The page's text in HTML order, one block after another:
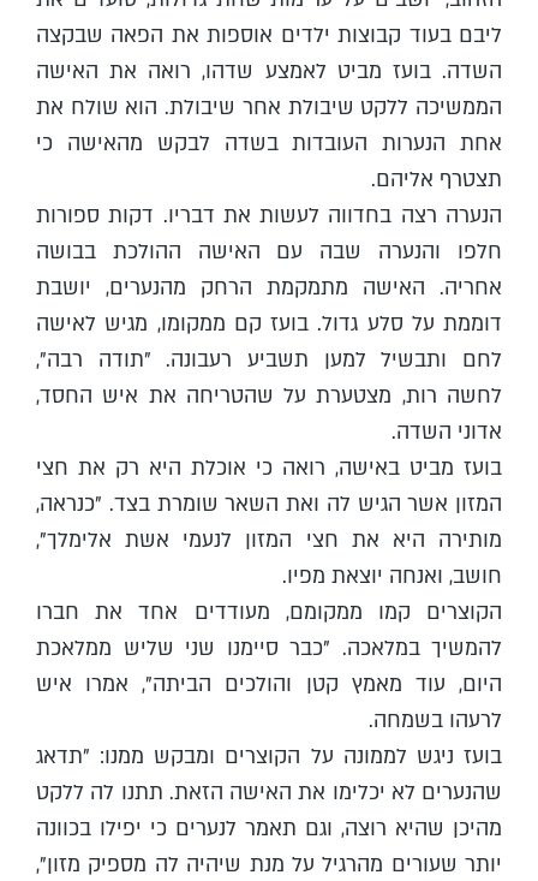
ליבם בעוד קבוצות ילדים אוספות את הפאה שבקצה
השדה. בועז מביט לאמצע שדהו, רואה את האישה
הממשיכה ללקט שיבולת אחר שיבולת. הוא שולח את
אחת הנערות העובדות בשדה לבקש מהאישה כי
תצטרף אליהם.
הנערה רצה בחדווה לעשות את דבריו. דקות ספורות
חלפו והנערה שבה עם האישה ההולכת בבושה
אחריה. האישה מתמקמת הרחק מהנערים, יושבת
דוממת על סלע גדול. בועז קם ממקומו, מגיש לאישה
לחם ותבשיל למען תשביע רעבונה. "תודה רבה",
לחשה רות, מצטערת על שהטריחה את איש החסד,
אדוני השדה.
בועז מביט באישה, רואה כי אוכלת היא רק את חצי
המזון אשר הגיש לה ואת השאר שומרת בצד. "כנראה,
מותירה היא את חצי המזון לנעמי אשת אלימלך",
חושב, ואנחה יוצאת מפיו.
הקוצרים קמו ממקומם, מעודדים אחד את חברו
להמשיך במלאכה. "כבר סיימנו שני שליש ממלאכת
היום, עוד מאמץ קטן והולכים הביתה", אמרו איש
לרעהו בשמחה.
בועז ניגש לממונה על הקוצרים ומבקש ממנו: "תדאג
שהנערים לא יכלימו את האישה הזאת. תתנו לה ללקט
מהיכן שהיא רוצה, וגם תאמר לנערים כי יפילו בכוונה
יותר שעורים מהרגיל על מנת שיהיה לה מספיק מזון",